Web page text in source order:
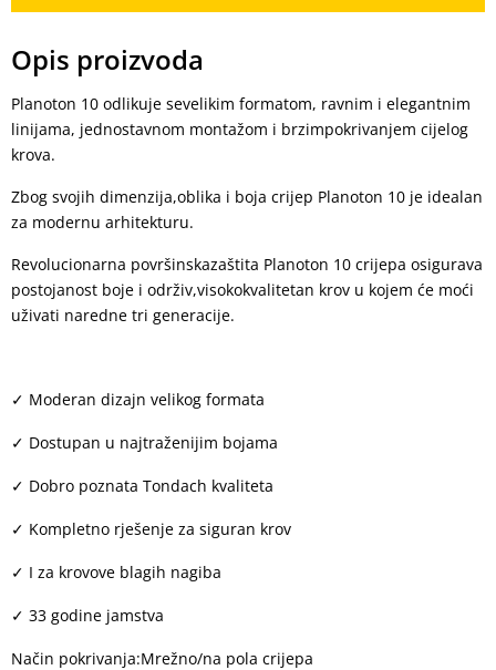
Opis proizvoda
Planoton 10 odlikuje sevelikim formatom, ravnim i elegantnim
linijama, jednostavnom montažom i brzimpokrivanjem cijelog
krova.
Zbog svojih dimenzija,oblika i boja crijep Planoton 10 je idealan
za modernu arhitekturu.
Revolucionarna površinskazaštita Planoton 10 crijepa osigurava
postojanost boje i održiv,visokokvalitetan krov u kojem će moći
uživati naredne tri generacije.
✓ Moderan dizajn velikog formata
✓ Dostupan u najtraženijim bojama
✓ Dobro poznata Tondach kvaliteta
✓ Kompletno rješenje za siguran krov
✓ I za krovove blagih nagiba
✓ 33 godine jamstva
Način pokrivanja:Mrežno/na pola crijepa